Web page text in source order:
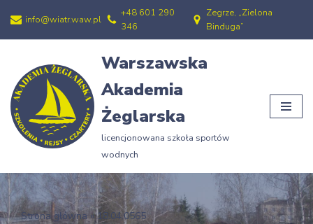
Przejdź
treści
info@wiatr.waw.pl
+48 601 290
346
Zegrze, „Zielona
Binduga”
Warszawska
Akademia
Żeglarska
licencjonowana szkoła sportów
wodnych
Strona główna»18.04.0565